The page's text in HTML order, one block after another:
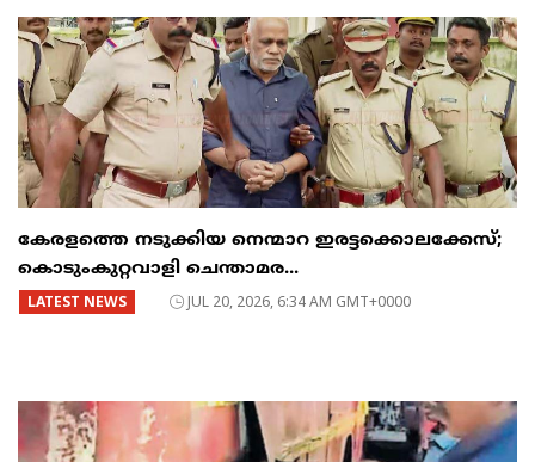
കേരളത്തെ നടുക്കിയ നെന്മാറ ഇരട്ടക്കൊലക്കേസ്;
കൊടുംകുറ്റവാളി ചെന്താമര...
LATEST NEWS JUL 20, 2026, 6:34 AM GMT+0000